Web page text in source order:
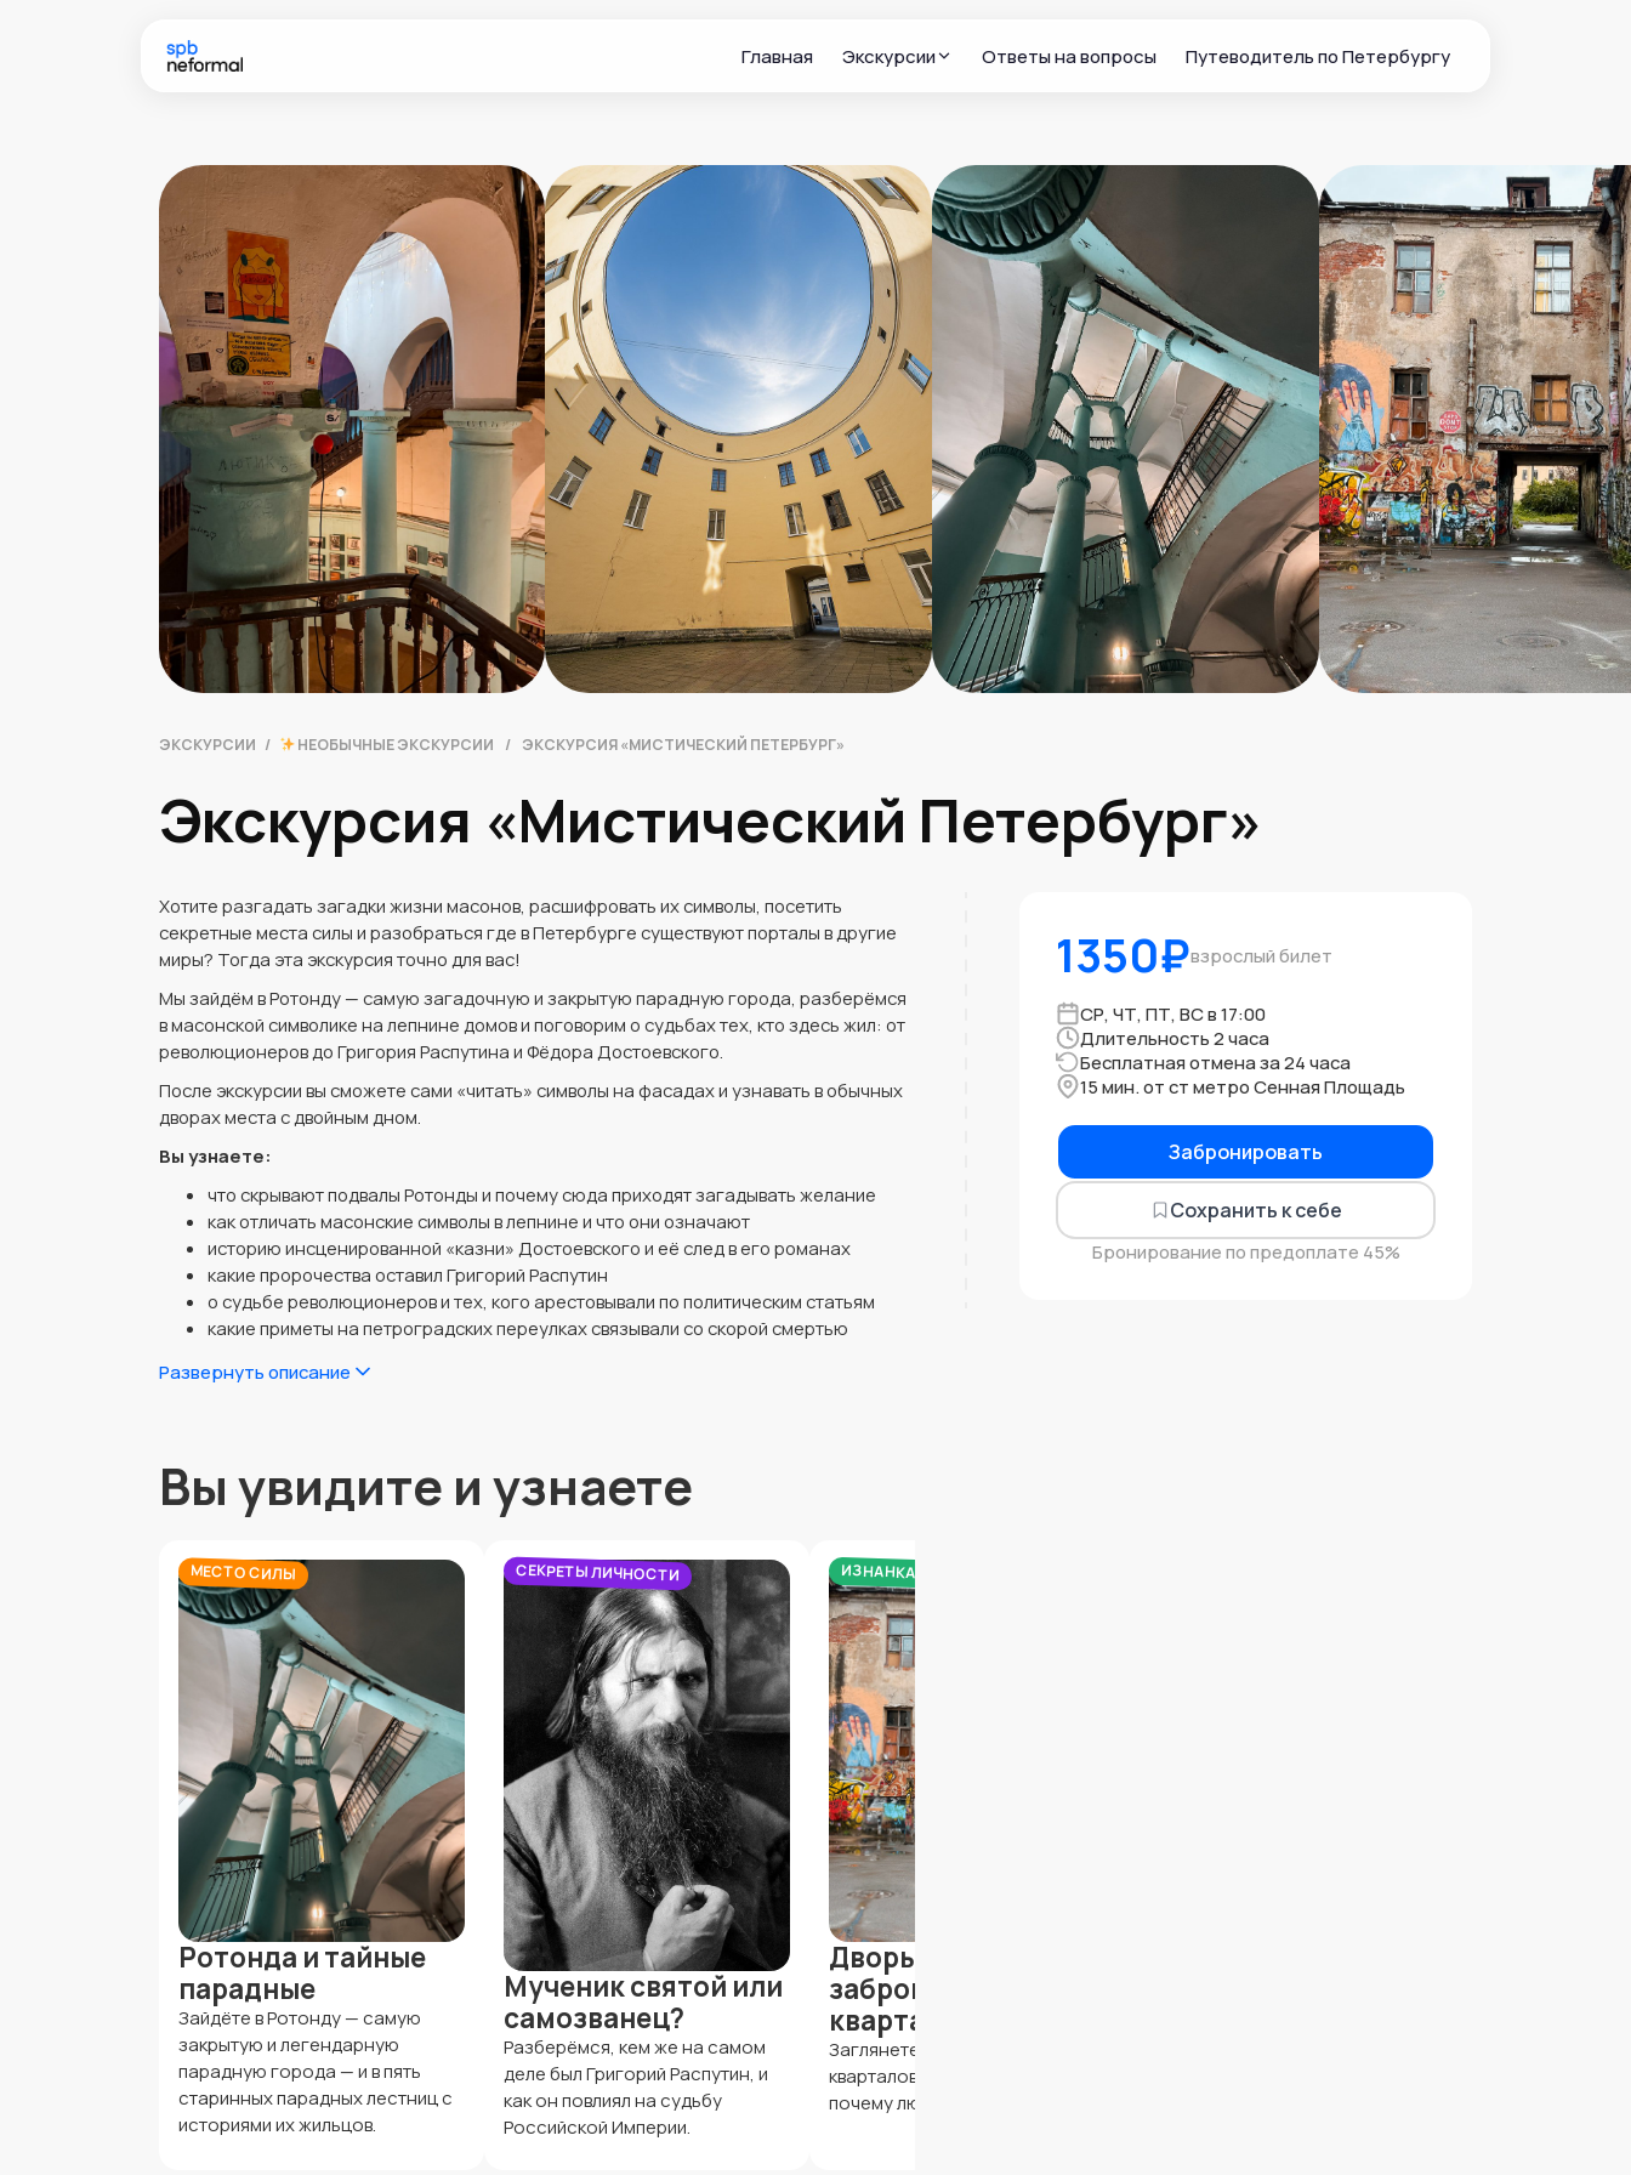
Главная Экскурсии Ответы на вопросы Путеводитель по Петербургу
ЭКСКУРСИИ / НЕОБЫЧНЫЕ ЭКСКУРСИИ / ЭКСКУРСИЯ «МИСТИЧЕСКИЙ ПЕТЕРБУРГ»
Экскурсия «Мистический Петербург»
Хотите разгадать загадки жизни масонов, расшифровать их символы, посетить
секретные места силы и разобраться где в Петербурге существуют порталы в другие
миры? Тогда эта экскурсия точно для вас!
Мы зайдём в Ротонду — самую загадочную и закрытую парадную города, разберёмся
в масонской символике на лепнине домов и поговорим о судьбах тех, кто здесь жил: от
революционеров до Григория Распутина и Фёдора Достоевского.
После экскурсии вы сможете сами «читать» символы на фасадах и узнавать в обычных
дворах места с двойным дном.
Вы узнаете:
что скрывают подвалы Ротонды и почему сюда приходят загадывать желание
как отличать масонские символы в лепнине и что они означают
историю инсценированной «казни» Достоевского и её след в его романах
какие пророчества оставил Григорий Распутин
о судьбе революционеров и тех, кого арестовывали по политическим статьям
какие приметы на петроградских переулках связывали со скорой смертью
Экскурсия включает посещение Ротонды, пяти парадных лестниц, дворов-колодцев и
Развернуть описание
1350₽взрослый билет
СР, ЧТ, ПТ, ВС в 17:00
Длительность 2 часа
Бесплатная отмена за 24 часа
15 мин. от ст метро Сенная Площадь
Забронировать
Сохранить к себе
Бронирование по предоплате 45%
Вы увидите и узнаете
Ротонда и тайные
парадные
Зайдёте в Ротонду — самую
закрытую и легендарную
парадную города — и в пять
старинных парадных лестниц с
историями их жильцов.
МЕСТО СИЛЫ
Мученик святой или
самозванец?
Разберёмся, кем же на самом
деле был Григорий Распутин, и
как он повлиял на судьбу
Российской Империи.
СЕКРЕТЫ ЛИЧНОСТИ
Дворы-колодцы и
заброшенные
кварталы
Заглянете за завесу опустевших
кварталов центра, узнаете,
почему люди покинули эти дома.
ИЗНАНКА ГОРОДА